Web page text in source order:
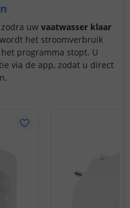
uw vaatwasser klaar
wordt het stroomverbruik
programma stopt. U
via de app, zodat u direct